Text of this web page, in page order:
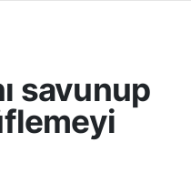
savunup
Haritası
ve Fikstür